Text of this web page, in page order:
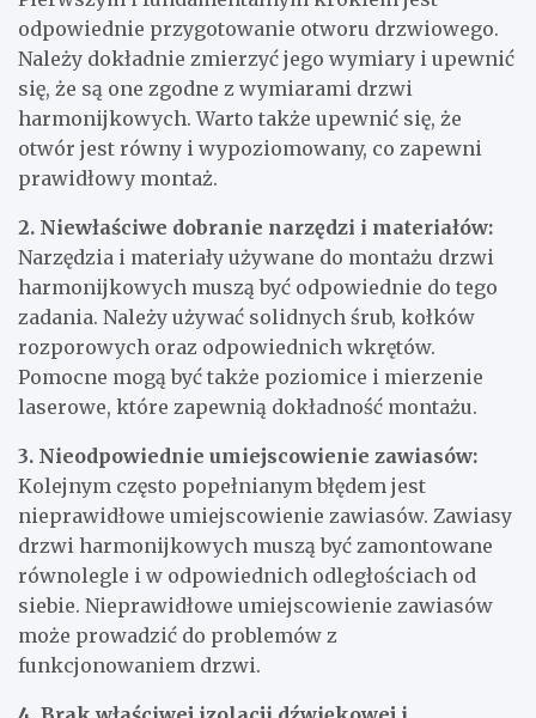
1. Nieprawidłowe przygotowanie otworu
drzwiowego:
Pierwszym i fundamentalnym krokiem jest
odpowiednie przygotowanie otworu drzwiowego.
Należy dokładnie zmierzyć jego wymiary i upewnić
się, że są one zgodne z wymiarami drzwi
harmonijkowych. Warto także upewnić się, że
otwór jest równy i wypoziomowany, co zapewni
prawidłowy montaż.
2. Niewłaściwe dobranie narzędzi i materiałów:
Narzędzia i materiały używane do montażu drzwi
harmonijkowych muszą być odpowiednie do tego
zadania. Należy używać solidnych śrub, kołków
rozporowych oraz odpowiednich wkrętów.
Pomocne mogą być także poziomice i mierzenie
laserowe, które zapewnią dokładność montażu.
3. Nieodpowiednie umiejscowienie zawiasów:
Kolejnym często popełnianym błędem jest
nieprawidłowe umiejscowienie zawiasów. Zawiasy
drzwi harmonijkowych muszą być zamontowane
równolegle i w odpowiednich odległościach od
siebie. Nieprawidłowe umiejscowienie zawiasów
może prowadzić do problemów z